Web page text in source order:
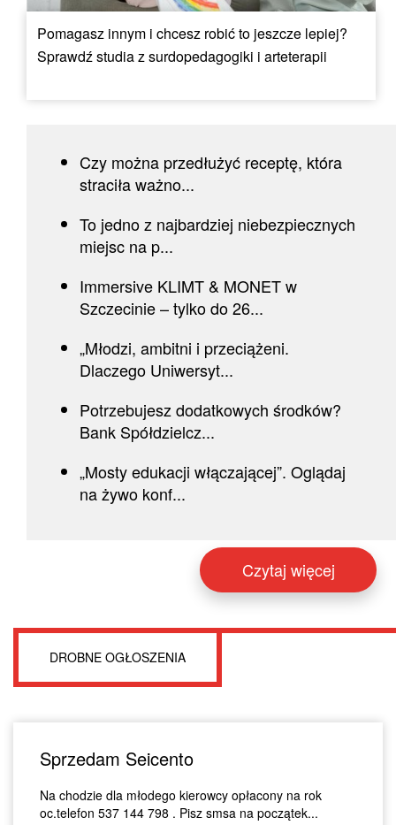
Pomagasz innym i chcesz robić to jeszcze lepiej?
Sprawdź studia z surdopedagogiki i arteterapii
Czy można przedłużyć receptę, która
straciła ważno...
To jedno z najbardziej niebezpiecznych
miejsc na p...
Immersive KLIMT & MONET w
Szczecinie – tylko do 26...
„Młodzi, ambitni i przeciążeni.
Dlaczego Uniwersyt...
Potrzebujesz dodatkowych środków?
Bank Spółdzielcz...
„Mosty edukacji włączającej”. Oglądaj
na żywo konf...
Czytaj więcej
DROBNE OGŁOSZENIA
Sprzedam Seicento
Na chodzie dla młodego kierowcy opłacony na rok
oc.telefon 537 144 798 . Pisz smsa na początek...